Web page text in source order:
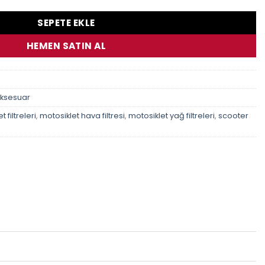
SEPETE EKLE
HEMEN SATIN AL
filtreleri, motosiklet hava filtresi, motosiklet yağ filtreleri, scooter